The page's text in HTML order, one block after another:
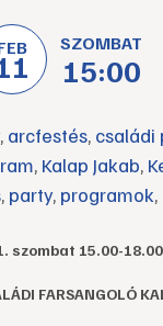
SZOMBAT
15:00
, arcfestés, családi
, Kalap Jakab,
, party, programok,
szombat 15.00-18.00
FARSANGOLÓ